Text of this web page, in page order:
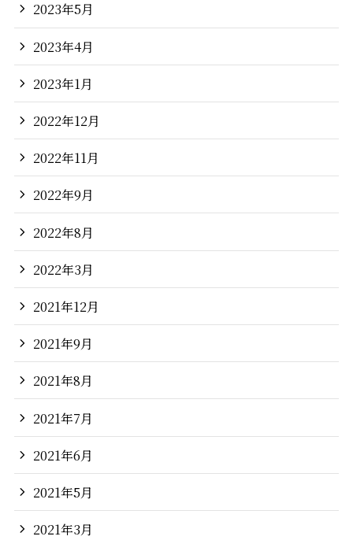
2023年5月
2023年4月
2023年1月
2022年12月
2022年11月
2022年9月
2022年8月
2022年3月
2021年12月
2021年9月
2021年8月
2021年7月
2021年6月
2021年5月
2021年3月